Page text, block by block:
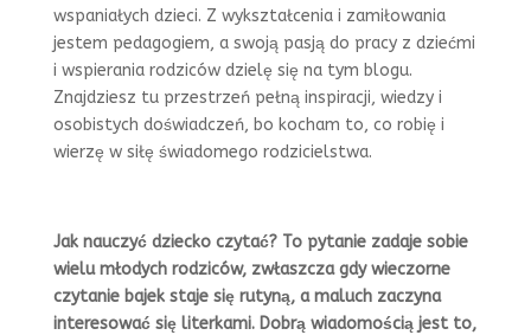
wspaniałych dzieci. Z wykształcenia i zamiłowania
jestem pedagogiem, a swoją pasją do pracy z dziećmi
i wspierania rodziców dzielę się na tym blogu.
Znajdziesz tu przestrzeń pełną inspiracji, wiedzy i
osobistych doświadczeń, bo kocham to, co robię i
wierzę w siłę świadomego rodzicielstwa.
Jak nauczyć dziecko czytać? To pytanie zadaje sobie
wielu młodych rodziców, zwłaszcza gdy wieczorne
czytanie bajek staje się rutyną, a maluch zaczyna
interesować się literkami. Dobrą wiadomością jest to,